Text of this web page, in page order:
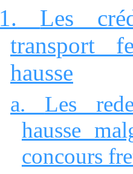
1.
Les
transport
hausse
a.
Les
hausse
concours